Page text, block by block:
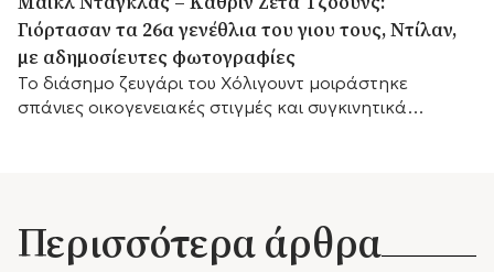
Γιόρτασαν τα 26α γενέθλια του γιου τους, Ντίλαν,
με αδημοσίευτες φωτογραφίες
Το διάσημο ζευγάρι του Χόλιγουντ μοιράστηκε
σπάνιες οικογενειακές στιγμές και συγκινητικά
Περισσότερα άρθρα